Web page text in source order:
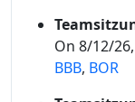
On 8/12/
BBB, BOR